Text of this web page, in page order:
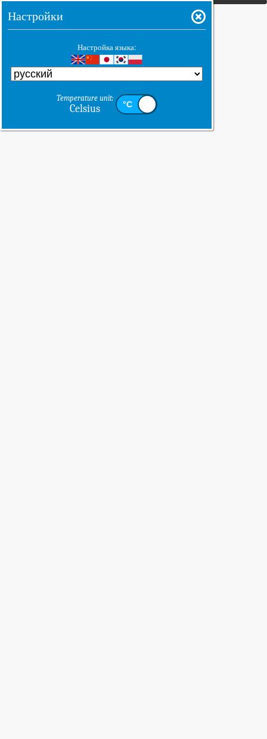
Настройки
Настройка языка:
Temperature unit:
Celsius